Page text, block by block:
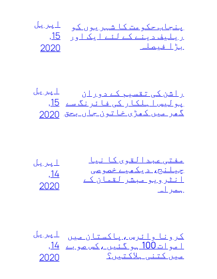
پنجاب حکومت کا شہریوں کو
ریلیف دینے کے لئے ایک اور
بڑا فیصلہ
اپریل
15,
2020
راشن کی تقسیم کے دوران
پولیس اہلکار کی فائرنگ سے
گھر میں کھڑی خاتون جاں بحق
اپریل
15,
2020
مفتی عبدالقوی کا نیا
چیلنج، دیکھیے خصوصی
انٹرویو مبشر لقمان کے
ہمراہ
اپریل
14,
2020
کرونا وائرس ،پاکستان میں
اموات 100 ہو گئیں ،کس صوبے
میں کتنی ہلاکتیں؟
اپریل
14,
2020